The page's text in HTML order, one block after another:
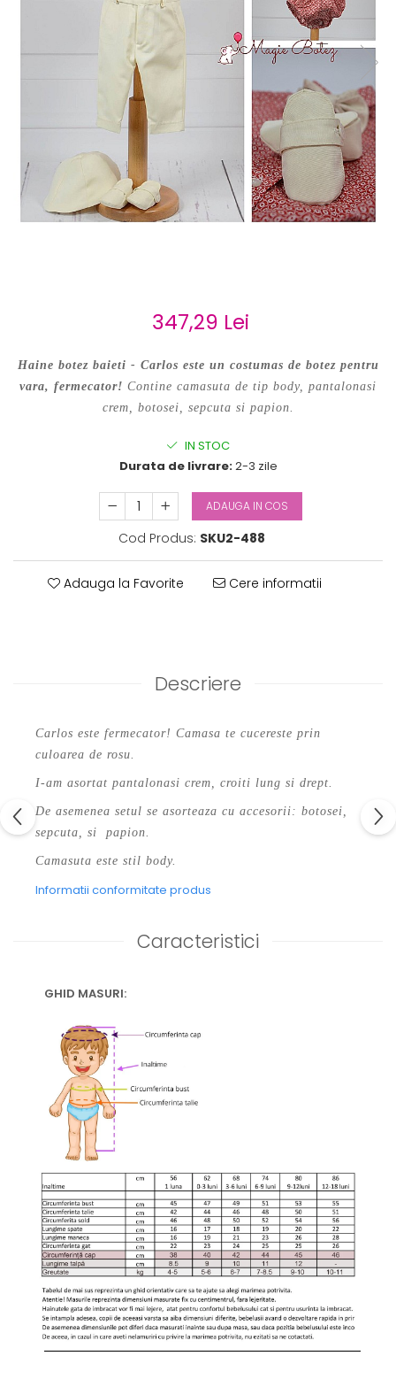
Cercei de aur lungi cu lant
Cercei din aur tortite
Cercei din aur alb
Cercei aur cu surub
347,29 Lei
Haine botez baieti - Carlos este un costumas de botez pentru
vara, fermecator! Contine camasuta de tip body, pantalonasi
crem, botosei, sepcuta si papion.
IN STOC
Durata de livrare:2-3 zile
ADAUGA IN COS
Cod Produs: SKU2-488
Adauga la Favorite Cere informatii
Descriere
Carlos este fermecator! Camasa te cucereste prin
culoarea de rosu.
I-am asortat pantalonasi crem, croiti lung si drept.
De asemenea setul se asorteaza cu accesorii: botosei,
sepcuta, si papion.
Camasuta este stil body.
Informatii conformitate produs
Caracteristici
GHID MASURI: